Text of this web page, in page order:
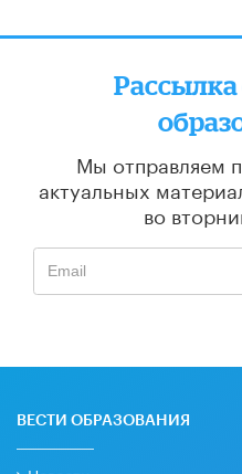
Рассылка
Мы отправляем
актуальных
во
ВЕСТИ ОБРАЗОВАНИЯ